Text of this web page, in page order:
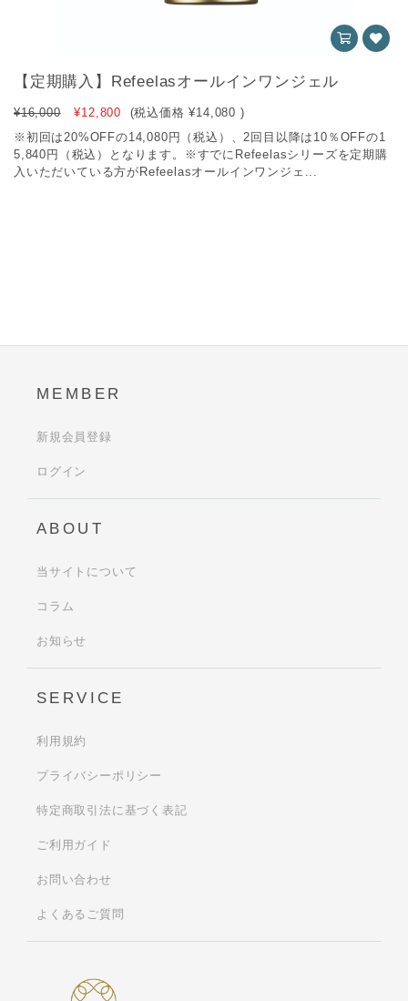
【定期購入】Refeelasオールインワンジェル
¥16,000 ¥12,800 (税込価格 ¥14,080 )
※初回は20%OFFの14,080円（税込）、2回目以降は10％OFFの1
5,840円（税込）となります。※すでにRefeelasシリーズを定期購
入いただいている方がRefeelasオールインワンジェ...
MEMBER
新規会員登録
ログイン
ABOUT
当サイトについて
コラム
お知らせ
SERVICE
利用規約
プライバシーポリシー
特定商取引法に基づく表記
ご利用ガイド
お問い合わせ
よくあるご質問